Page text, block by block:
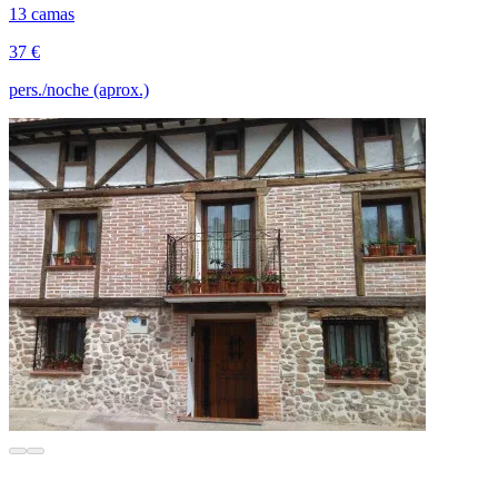
13 camas
37 €
pers./noche (aprox.)